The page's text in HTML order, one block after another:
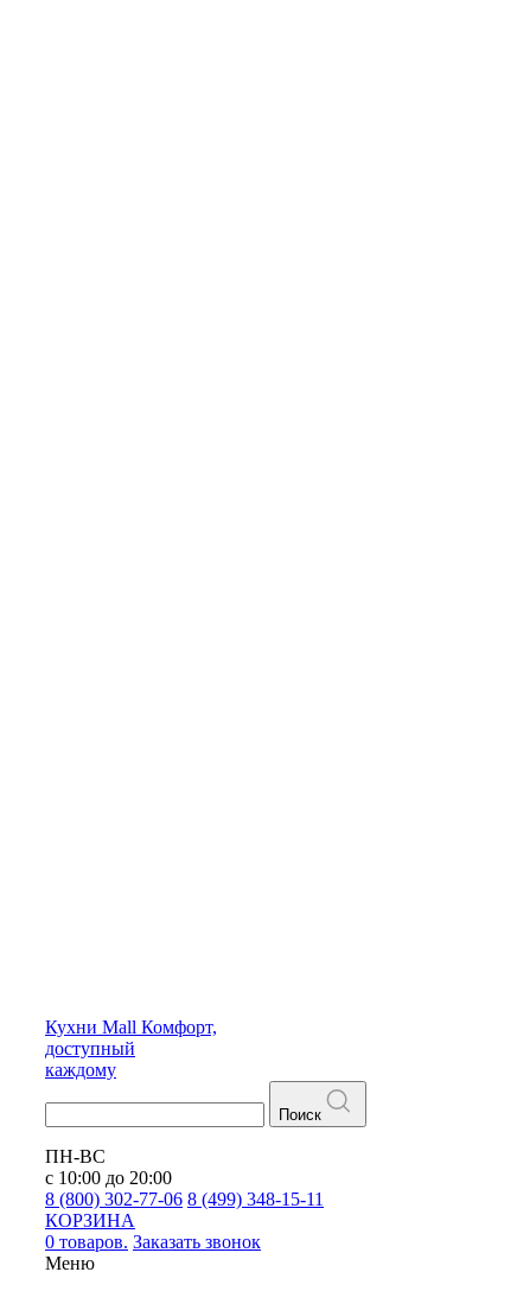
Кухни Mall Комфорт,
доступный
каждому
Поиск
ПН-ВС
с 10:00 до 20:00
8 (800) 302-77-06 8 (499) 348-15-11
КОРЗИНА
0 товаров. Заказать звонок
Меню